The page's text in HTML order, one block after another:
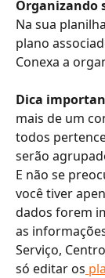
Organizando
Na sua
plano
Conexa a
Dica
mais de um
todos
serão
E não se
você tiver
dados forem
as
Serviço,
só editar os